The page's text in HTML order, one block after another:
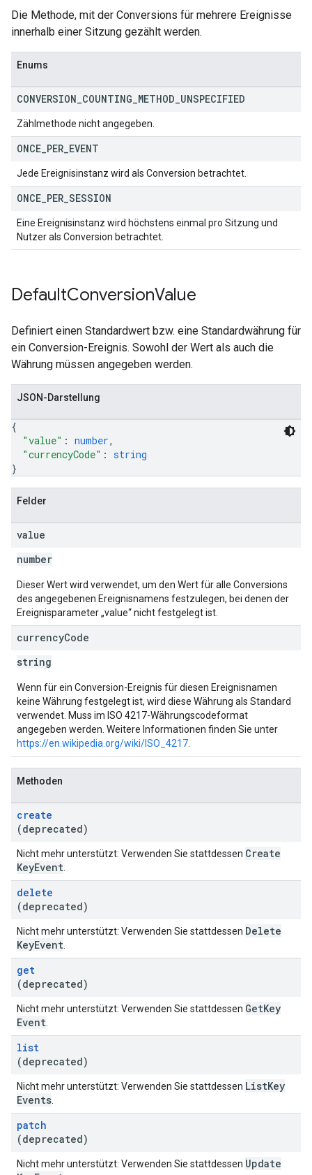
Die Methode, mit der Conversions für mehrere Ereignisse
innerhalb einer Sitzung gezählt werden.
Enums
CONVERSION COUNTING METHOD UNSPECIFIED
Zählmethode nicht angegeben.
ONCE PER EVENT
Jede Ereignisinstanz wird als Conversion betrachtet.
ONCE PER SESSION
Eine Ereignisinstanz wird höchstens einmal pro Sitzung und
Nutzer als Conversion betrachtet.
DefaultConversionValue
Definiert einen Standardwert bzw. eine Standardwährung für
ein Conversion-Ereignis. Sowohl der Wert als auch die
Währung müssen angegeben werden.
JSON-Darstellung
{
"value" : number,
"currencyCode" : string
}
Felder
value
number
Dieser Wert wird verwendet, um den Wert für alle Conversions
des angegebenen Ereignisnamens festzulegen, bei denen der
Ereignisparameter „value“ nicht festgelegt ist.
currencyCode
string
Wenn für ein Conversion-Ereignis für diesen Ereignisnamen
keine Währung festgelegt ist, wird diese Währung als Standard
verwendet. Muss im ISO 4217-Währungscodeformat
angegeben werden. Weitere Informationen finden Sie unter
https://en.wikipedia.org/wiki/ISO_4217
Methoden
create
(deprecated)
Nicht mehr unterstützt: Verwenden Sie stattdessen Create
KeyEvent
delete
(deprecated)
Nicht mehr unterstützt: Verwenden Sie stattdessen Delete
KeyEvent
get
(deprecated)
Nicht mehr unterstützt: Verwenden Sie stattdessen GetKey
Event
list
(deprecated)
Nicht mehr unterstützt: Verwenden Sie stattdessen ListKey
Events
patch
(deprecated)
Nicht mehr unterstützt: Verwenden Sie stattdessen Update